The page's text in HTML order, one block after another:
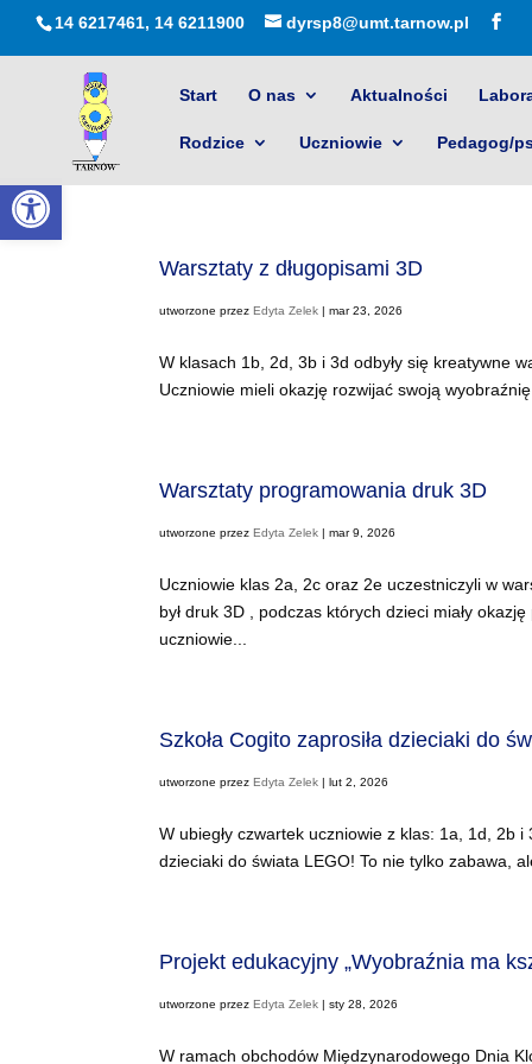
Otwórz pasek narzędzi
14 6217461, 14 6211900 dyrsp8@umt.tarnow.pl
Start O nas Aktualności
Rodzice Uczniowie Pedagog/
Warsztaty z długopisami 3D
utworzone przezEdyta Zelek |mar 23, 2026
W klasach 1b, 2d, 3b i 3d odbyły się kreatywne
Uczniowie mieli okazję rozwijać swoją
Warsztaty programowania druk 3D
utworzone przezEdyta Zelek |mar 9, 2026
Uczniowie klas 2a, 2c oraz 2e uczestniczyli w
był druk 3D , podczas których dzieci miały
uczniowie...
Szkoła Cogito zaprosiła dzieciaki do
utworzone przezEdyta Zelek |lut 2, 2026
W ubiegły czwartek uczniowie z klas: 1a, 1d, 2b
dzieciaki do świata LEGO! To nie tylko zabawa,
Projekt edukacyjny „Wyobraźnia ma
utworzone przezEdyta Zelek |sty 28, 2026
W ramach obchodów Międzynarodowego Dnia